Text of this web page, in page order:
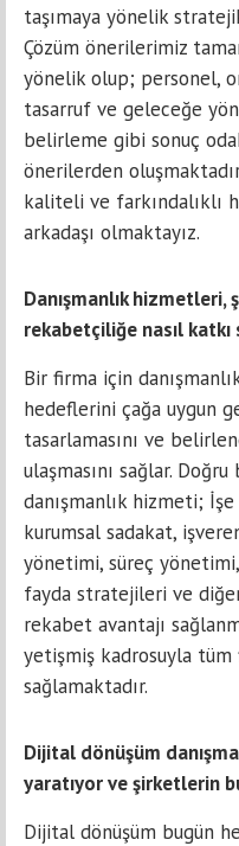
taşımaya yönelik
Çözüm önerilerimiz
yönelik olup; personel,
tasarruf ve geleceğe
belirleme gibi sonuç
önerilerden
kaliteli ve farkındalıklı
arkadaşı olmaktayız.
Danışmanlık
rekabetçiliğe nasıl katkı
Bir firma için
hedeflerini çağa uygun
tasarlamasını ve
ulaşmasını sağlar.
danışmanlık hizmeti;
kurumsal sadakat,
yönetimi, süreç
fayda stratejileri ve
rekabet avantajı
yetişmiş kadrosuyla tüm
sağlamaktadır.
Dijital dönüşüm
yaratıyor ve şirketlerin
Dijital dönüşüm bugün